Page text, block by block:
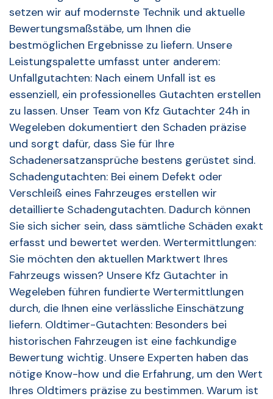
setzen wir auf modernste Technik und aktuelle
Bewertungsmaßstäbe, um Ihnen die
bestmöglichen Ergebnisse zu liefern. Unsere
Leistungspalette umfasst unter anderem:
Unfallgutachten: Nach einem Unfall ist es
essenziell, ein professionelles Gutachten erstellen
zu lassen. Unser Team von Kfz Gutachter 24h in
Wegeleben dokumentiert den Schaden präzise
und sorgt dafür, dass Sie für Ihre
Schadenersatzansprüche bestens gerüstet sind.
Schadengutachten: Bei einem Defekt oder
Verschleiß eines Fahrzeuges erstellen wir
detaillierte Schadengutachten. Dadurch können
Sie sich sicher sein, dass sämtliche Schäden exakt
erfasst und bewertet werden. Wertermittlungen:
Sie möchten den aktuellen Marktwert Ihres
Fahrzeugs wissen? Unsere Kfz Gutachter in
Wegeleben führen fundierte Wertermittlungen
durch, die Ihnen eine verlässliche Einschätzung
liefern. Oldtimer-Gutachten: Besonders bei
historischen Fahrzeugen ist eine fachkundige
Bewertung wichtig. Unsere Experten haben das
nötige Know-how und die Erfahrung, um den Wert
Ihres Oldtimers präzise zu bestimmen. Warum ist